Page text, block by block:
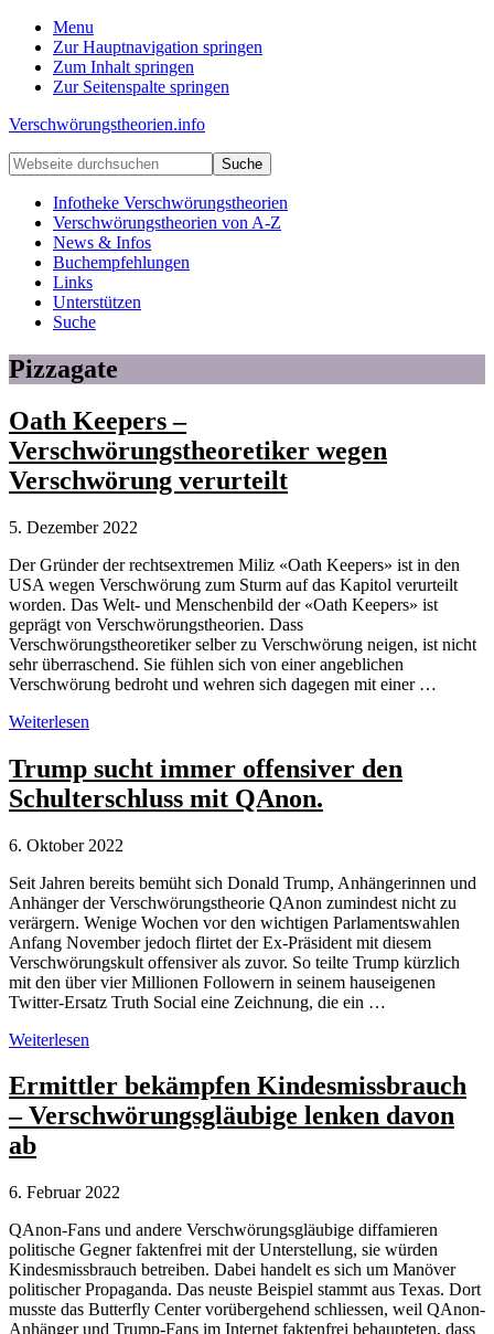
Menu
Zur Hauptnavigation springen
Zum Inhalt springen
Zur Seitenspalte springen
Verschwörungstheorien.info
Beiträge
zu
Merkmalen,
Funktionen
Risiken
konspirationistischen
Denkens
Webseite
durchsuchen
Infotheke Verschwörungstheorien
Verschwörungstheorien von A-Z
News & Infos
Buchempfehlungen
Links
Unterstützen
Suche
Pizzagate
Oath Keepers –
Verschwörungstheoretiker wegen
Verschwörung verurteilt
5. Dezember 2022
Der Gründer der rechtsextremen Miliz «Oath Keepers» ist in den
USA wegen Verschwörung zum Sturm auf das Kapitol verurteilt
worden. Das Welt- und Menschenbild der «Oath Keepers» ist
geprägt von Verschwörungstheorien. Dass
Verschwörungstheoretiker selber zu Verschwörung neigen, ist nicht
sehr überraschend. Sie fühlen sich von einer angeblichen
Verschwörung bedroht und wehren sich dagegen mit einer …
Oath
–
Verschwörungstheoretiker
wegen
verurteilt
Weiterlesen
Trump sucht immer offensiver den
Schulterschluss mit QAnon.
6. Oktober 2022
Seit Jahren bereits bemüht sich Donald Trump, Anhängerinnen und
Anhänger der Verschwörungstheorie QAnon zumindest nicht zu
verärgern. Wenige Wochen vor den wichtigen Parlamentswahlen
Anfang November jedoch flirtet der Ex-Präsident mit diesem
Verschwörungskult offensiver als zuvor. So teilte Trump kürzlich
mit den über vier Millionen Followern in seinem hauseigenen
Twitter-Ersatz Truth Social eine Zeichnung, die ein …
Trump
immer
offensiver
den
Schulterschluss
mit
Weiterlesen
Ermittler bekämpfen Kindesmissbrauch
– Verschwörungsgläubige lenken davon
ab
6. Februar 2022
QAnon-Fans und andere Verschwörungsgläubige diffamieren
politische Gegner faktenfrei mit der Unterstellung, sie würden
Kindesmissbrauch betreiben. Dabei handelt es sich um Manöver
politischer Propaganda. Das neuste Beispiel stammt aus Texas. Dort
musste das Butterfly Center vorübergehend schliessen, weil QAnon-
Anhänger und Trump-Fans im Internet faktenfrei behaupteten, dass